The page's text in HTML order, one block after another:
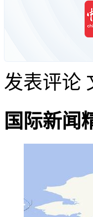
发表评论
国际新闻